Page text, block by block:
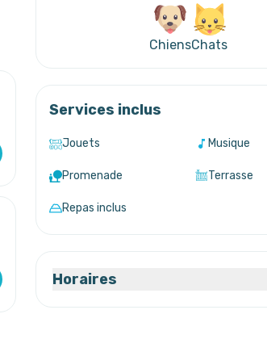
ChiensChats
Services inclus
Jouets Musique
Promenade Terrasse
Repas inclus
Horaires